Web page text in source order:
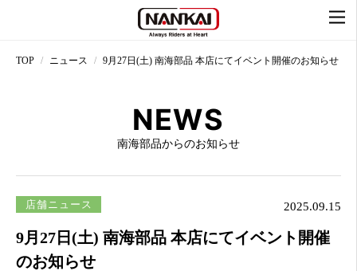
TOP ニュース 9月27日(土) 南海部品 本店にてイベント開催のお知らせ
NEWS
南海部品からのお知らせ
店舗ニュース 2025.09.15
9月27日(土) 南海部品 本店にてイベント開催
のお知らせ